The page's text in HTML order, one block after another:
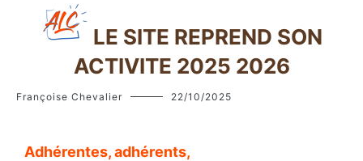
LE SITE REPREND SON
ACTIVITE 2025 2026
Françoise Chevalier 22/10/2025
Adhérentes, adhérents,